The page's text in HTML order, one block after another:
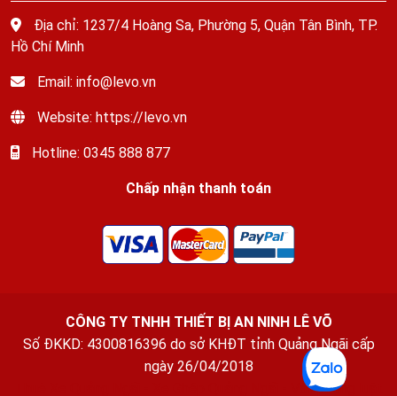
Địa chỉ: 1237/4 Hoàng Sa, Phường 5, Quận Tân Bình, TP.
Hồ Chí Minh
Email: info@levo.vn
Website: https://levo.vn
Hotline: 0345 888 877
Chấp nhận thanh toán
CÔNG TY TNHH THIẾT BỊ AN NINH LÊ VÕ
Số ĐKKD: 4300816396 do sở KHĐT tỉnh Quảng Ngãi cấp
ngày 26/04/2018
Văn phòng luật